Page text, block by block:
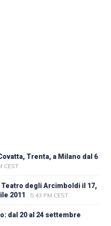
Trenta, a Milano dal 6
CEST
degli Arcimboldi il 17,
2011
5:43 PM CEST
dal 20 al 24 settembre